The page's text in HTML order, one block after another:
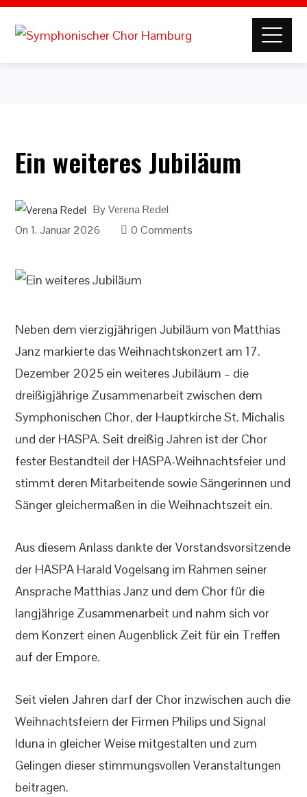
Ein weiteres Jubiläum
ByVerena Redel
On1. Januar 2026 0 Comments
Neben dem vierzigjährigen Jubiläum von Matthias
Janz markierte das Weihnachtskonzert am 17.
Dezember 2025 ein weiteres Jubiläum – die
dreißigjährige Zusammenarbeit zwischen dem
Symphonischen Chor, der Hauptkirche St. Michalis
und der HASPA. Seit dreißig Jahren ist der Chor
fester Bestandteil der HASPA-Weihnachtsfeier und
stimmt deren Mitarbeitende sowie Sängerinnen und
Sänger gleichermaßen in die Weihnachtszeit ein.
Aus diesem Anlass dankte der Vorstandsvorsitzende
der HASPA Harald Vogelsang im Rahmen seiner
Ansprache Matthias Janz und dem Chor für die
langjährige Zusammenarbeit und nahm sich vor
dem Konzert einen Augenblick Zeit für ein Treffen
auf der Empore.
Seit vielen Jahren darf der Chor inzwischen auch die
Weihnachtsfeiern der Firmen Philips und Signal
Iduna in gleicher Weise mitgestalten und zum
Gelingen dieser stimmungsvollen Veranstaltungen
beitragen.